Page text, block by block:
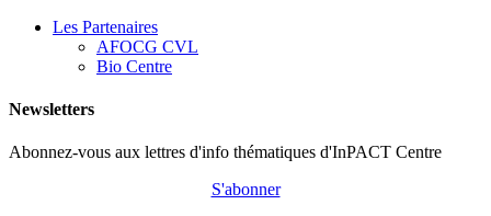
Les Partenaires
AFOCG CVL
Bio Centre
Newsletters
Abonnez-vous aux lettres d'info thématiques d'InPACT Centre
S'abonner